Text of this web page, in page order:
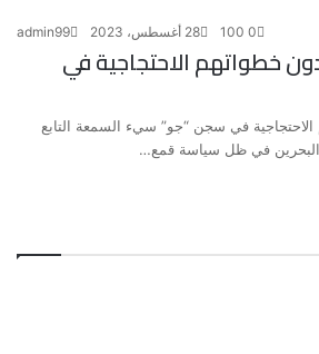
admin99 28 أغسطس، 2023 0
خطواتهم الاحتجاجية في
في سجن “جو” سيء السمعة التابع
البحرين في ظل سياسة قمع…